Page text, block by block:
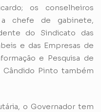
os conselheiros
a chefe de gabinete,
do Sindicato das
e das Empresas de
e Pesquisa de
Cândido Pinto também
o Governador tem